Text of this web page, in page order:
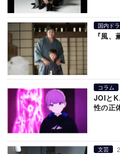
国内ド
『風
コラム
JOIと
性の正
文芸